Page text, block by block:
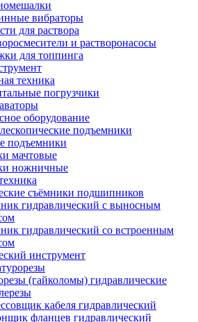
вибраторы
для раствора
и растворонасосы
для топпинга
техника
погрузчики
оборудование
подъемники
подъемники
мачтовые
ножничные
съёмники подшипников
гидравлический с выносным
гидравлический со встроенным
инструмент
(гайколомы) гидравлические
кабеля гидравлический
фланцев гидравлический